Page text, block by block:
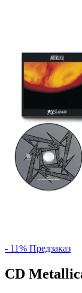
- 11% Предзаказ
CD